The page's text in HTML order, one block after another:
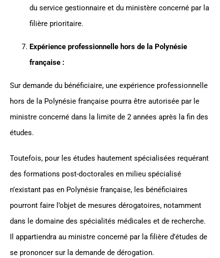
du service gestionnaire et du ministère concerné par la
filière prioritaire.
Expérience professionnelle hors de la Polynésie
française :
Sur demande du bénéficiaire, une expérience professionnelle
hors de la Polynésie française pourra être autorisée par le
ministre concerné dans la limite de 2 années après la fin des
études.
Toutefois, pour les études hautement spécialisées requérant
des formations post-doctorales en milieu spécialisé
n’existant pas en Polynésie française, les bénéficiaires
pourront faire l’objet de mesures dérogatoires, notamment
dans le domaine des spécialités médicales et de recherche.
Il appartiendra au ministre concerné par la filière d’études de
se prononcer sur la demande de dérogation.